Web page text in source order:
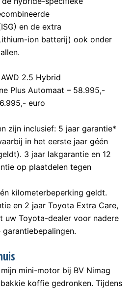
en de extra
ion batterij) ook onder
2.5 Hybrid
Plus Automaat – 58.995,-
euro
zijn inclusief: 5 jaar garantie*
in het eerste jaar géén
3 jaar lakgarantie en 12
op plaatdelen tegen
kilometerbeperking geldt.
en 2 jaar Toyota Extra Care,
uw Toyota-dealer voor nadere
mini-motor bij BV Nimag
koffie gedronken. Tijdens